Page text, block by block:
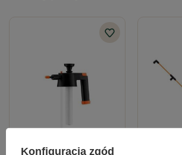
Konfiguracja zgód